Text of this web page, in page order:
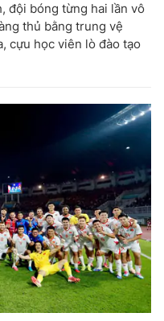
đội bóng từng hai lần vô
thủ bằng trung vệ
cựu học viên lò đào tạo